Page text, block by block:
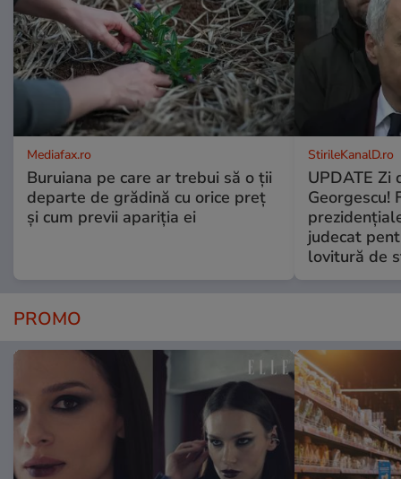
Mediafax.ro
Buruiana pe care ar trebui să o ții
departe de grădină cu orice preț
și cum previi apariția ei
StirileKanalD.ro
UPDATE Zi
Georgescu!
judecat
lovitură de
PROMO